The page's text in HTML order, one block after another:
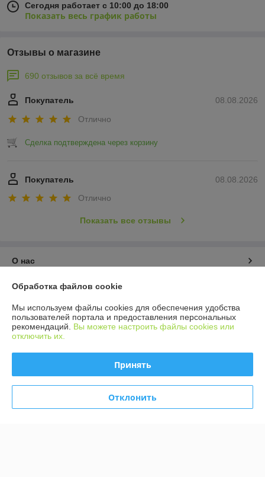
Сегодня работает с 10:00 до 18:00
Показать весь график работы
Отзывы о магазине
690 отзывов за всё время
08.08.2026
Покупатель
Отлично
Сделка подтверждена через корзину
08.08.2026
Покупатель
Отлично
Показать все отзывы
О нас
Контакты
Доставка и оплата
Политика обработки cookies
Обработка файлов cookie
Мы используем файлы cookies для обеспечения удобства
пользователей портала и предоставления персональных
рекомендаций. Вы можете настроить файлы cookies или
отключить их.
Принять
Отклонить